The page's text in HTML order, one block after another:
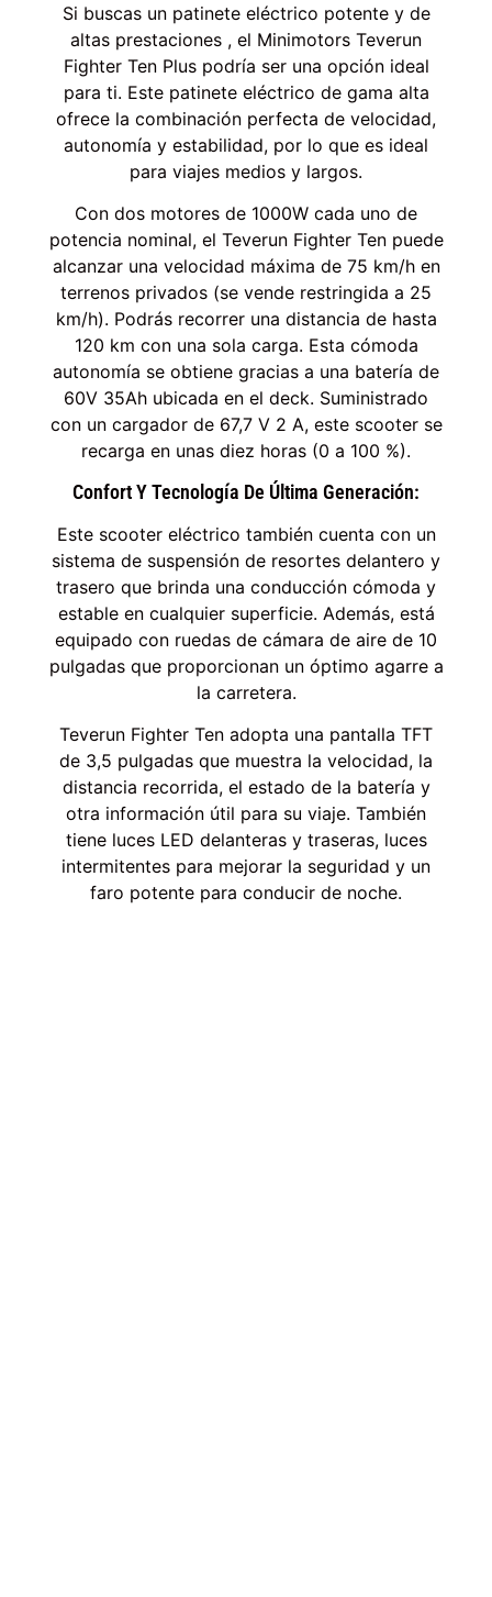
Si buscas un patinete eléctrico potente y de
altas prestaciones , el Minimotors Teverun
Fighter Ten Plus podría ser una opción ideal
para ti. Este patinete eléctrico de gama alta
ofrece la combinación perfecta de velocidad,
autonomía y estabilidad, por lo que es ideal
para viajes medios y largos.
Con dos motores de 1000W cada uno de
potencia nominal, el Teverun Fighter Ten puede
alcanzar una velocidad máxima de 75 km/h en
terrenos privados (se vende restringida a 25
km/h). Podrás recorrer una distancia de hasta
120 km con una sola carga. Esta cómoda
autonomía se obtiene gracias a una batería de
60V 35Ah ubicada en el deck. Suministrado
con un cargador de 67,7 V 2 A, este scooter se
recarga en unas diez horas (0 a 100 %).
Confort Y Tecnología De Última Generación:
Este scooter eléctrico también cuenta con un
sistema de suspensión de resortes delantero y
trasero que brinda una conducción cómoda y
estable en cualquier superficie. Además, está
equipado con ruedas de cámara de aire de 10
pulgadas que proporcionan un óptimo agarre a
la carretera.
Teverun Fighter Ten adopta una pantalla TFT
de 3,5 pulgadas que muestra la velocidad, la
distancia recorrida, el estado de la batería y
otra información útil para su viaje. También
tiene luces LED delanteras y traseras, luces
intermitentes para mejorar la seguridad y un
faro potente para conducir de noche.